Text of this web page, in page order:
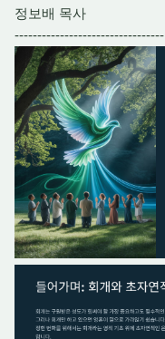
정보배 목사
---------------------------------